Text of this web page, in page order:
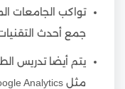
تواكب الجامعات
جمع أحدث
يتم أيضا تدريس